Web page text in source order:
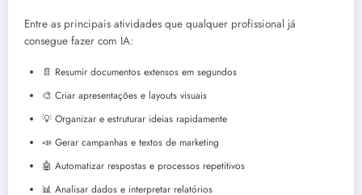
Entre as principais atividades que qualquer profissional já
consegue fazer com IA:
📄 Resumir documentos extensos em segundos
🎨 Criar apresentações e layouts visuais
💡 Organizar e estruturar ideias rapidamente
📣 Gerar campanhas e textos de marketing
🤖 Automatizar respostas e processos repetitivos
📊 Analisar dados e interpretar relatórios